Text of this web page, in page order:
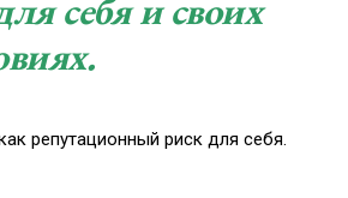
себя и своих
репутационный риск для себя.